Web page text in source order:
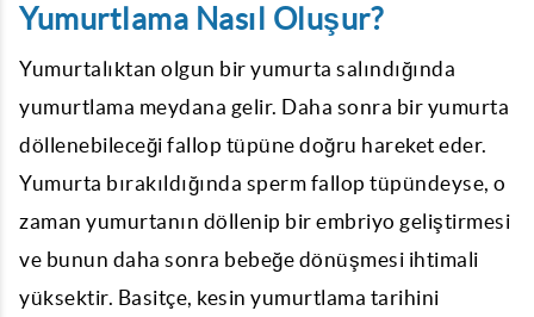
Yumurtlama Nasıl Oluşur?
Yumurtalıktan olgun bir yumurta salındığında
yumurtlama meydana gelir. Daha sonra bir yumurta
döllenebileceği fallop tüpüne doğru hareket eder.
Yumurta bırakıldığında sperm fallop tüpündeyse, o
zaman yumurtanın döllenip bir embriyo geliştirmesi
ve bunun daha sonra bebeğe dönüşmesi ihtimali
yüksektir. Basitçe, kesin yumurtlama tarihini